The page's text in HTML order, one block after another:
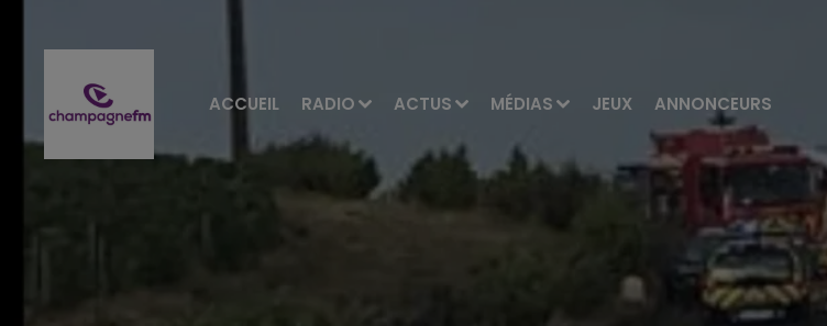
ACCUEIL RADIO ACTUS MÉDIAS JEUX ANNONCEURS